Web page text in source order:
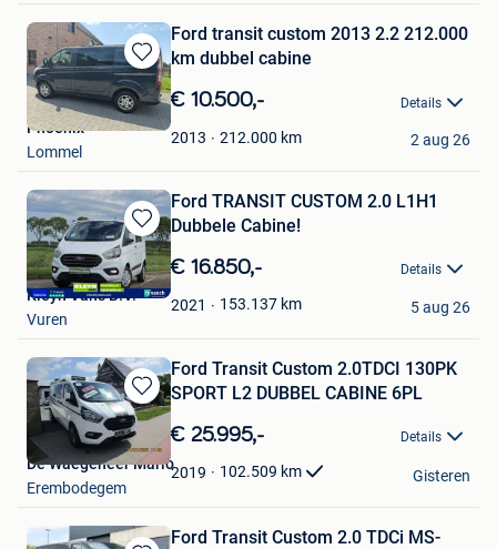
Bewaren
in
Mijn
Favorieten
Ford transit custom 2013 2.2 212.000
km dubbel cabine
€ 10.500,- Details
2013 212.000 km
Phoenix
Lommel
2 aug 26
Bewaren
in
Mijn
Favorieten
Ford TRANSIT CUSTOM 2.0 L1H1
Dubbele Cabine!
€ 16.850,- Details
2021 153.137 km
Kleyn Vans B.V.
Vuren
5 aug 26
Bewaren
in
Mijn
Favorieten
Ford Transit Custom 2.0TDCI 130PK
SPORT L2 DUBBEL CABINE 6PL
€ 25.995,- Details
2019 102.509 km
De Waegeneer Mario
Erembodegem
Gisteren
Ford Transit Custom 2.0 TDCi MS-